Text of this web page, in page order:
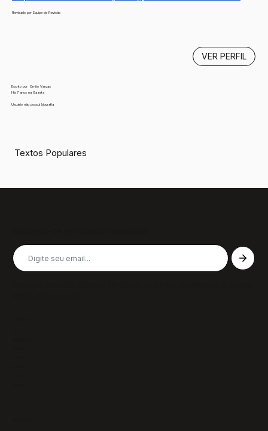
Revisado por Equipe de Revisão
Escrito por
Ornito Vargas
Há 7 anos na Gazeta
Usuário não possui biografia
VER PERFIL
Textos Populares